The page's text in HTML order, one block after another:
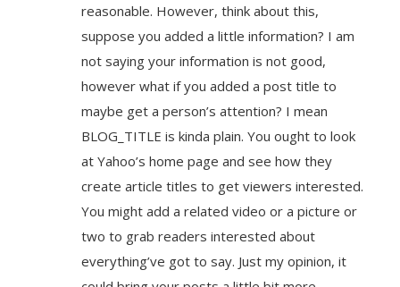
reasonable. However, think about this,
suppose you added a little information? I am
not saying your information is not good,
however what if you added a post title to
maybe get a person’s attention? I mean
BLOG_TITLE is kinda plain. You ought to look
at Yahoo’s home page and see how they
create article titles to get viewers interested.
You might add a related video or a picture or
two to grab readers interested about
everything’ve got to say. Just my opinion, it